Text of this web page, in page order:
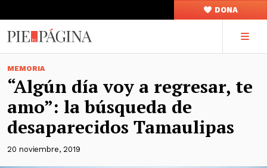
DONA
MEMORIA
“Algún día voy a regresar, te
amo”: la búsqueda de
desaparecidos Tamaulipas
20 noviembre, 2019